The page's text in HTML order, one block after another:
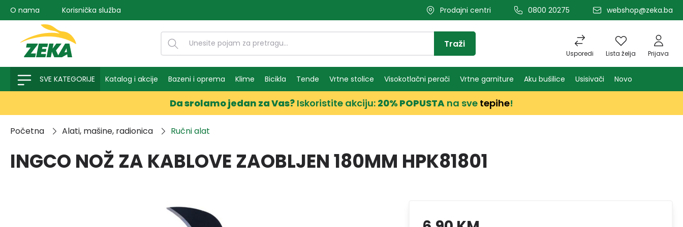
pretragu Preskoči na glavnu navigaciju
O nama Korisnička služba Prodajni centri 0800 20275 webshop@zeka.ba
Usporedi Lista želja Prijava
Traži
SVE KATEGORIJE Katalog i akcije Bazeni i oprema Klime Bicikla Tende Vrtne stolice Visokotlačni perači Vrtne garniture Aku bušilice Usisivači Novo
Da srolamo jedan za Vas? Iskoristite akciju: 20% POPUSTA na sve tepihe!
Početna Alati, mašine, radionica Ručni alat
INGCO NOŽ ZA KABLOVE ZAOBLJEN 180MM HPK81801